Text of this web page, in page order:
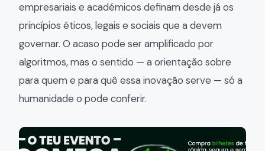
empresariais e académicos definam desde já os
princípios éticos, legais e sociais que a devem
governar. O acaso pode ser amplificado por
algoritmos, mas o sentido — a orientação sobre
para quem e para quê essa inovação serve — só a
humanidade o pode conferir.